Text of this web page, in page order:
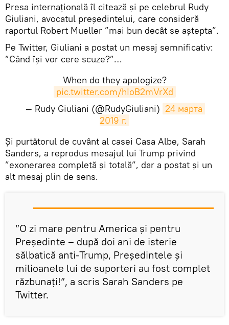
​Presa internațională îl citează și pe celebrul Rudy
Giuliani, avocatul președintelui, care consideră
raportul Robert Mueller ”mai bun decât se aștepta”.
Pe Twitter, Giuliani a postat un mesaj semnificativ:
”Când își vor cere scuze?”…
When do they apologize?
pic.twitter.com/hIoB2mVrXd
— Rudy Giuliani (@RudyGiuliani) 24 марта
2019 г.
​Și purtătorul de cuvânt al casei Casa Albe, Sarah
Sanders, a reprodus mesajul lui Trump privind
”exonerarea completă și totală”, dar a postat și un
alt mesaj plin de sens.
”O zi mare pentru America și pentru
Președinte – după doi ani de isterie
sălbatică anti-Trump, Președintele și
milioanele lui de suporteri au fost complet
răzbunați!”, a scris Sarah Sanders pe
Twitter.